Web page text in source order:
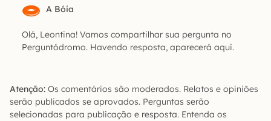
A Bóia
Olá, Leontina! Vamos compartilhar sua pergunta no
Perguntódromo. Havendo resposta, aparecerá aqui.
Atenção: Os comentários são moderados. Relatos e opiniões
serão publicados se aprovados. Perguntas serão
selecionadas para publicação e resposta. Entenda os